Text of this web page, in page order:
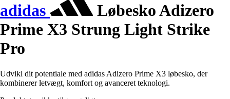
adidas
Løbesko Adizero
Prime X3 Strung Light Strike
Pro
Udvikl dit potentiale med adidas Adizero Prime X3 løbesko, der
kombinerer letvægt, komfort og avanceret teknologi.